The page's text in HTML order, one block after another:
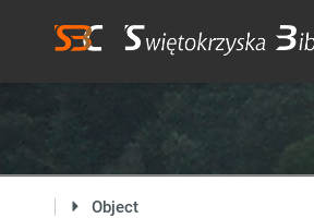
Object